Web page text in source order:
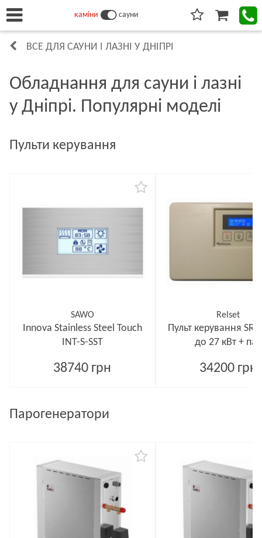
каміни сауни
ВСЕ ДЛЯ САУНИ І ЛАЗНІ У ДНІПРІ
Обладнання для сауни і лазні
у Дніпрі. Популярні моделі
Пульти керування
SAWO
Innova Stainless Steel Touch
INT-S-SST
38740 грн
Relset
Пульт керування
до 27 кВт + пар
34200 грн
Парогенератори